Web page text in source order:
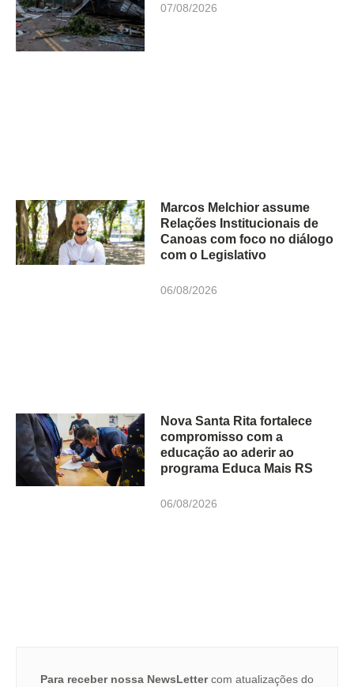
07/08/2026
Marcos Melchior assume
Relações Institucionais de
Canoas com foco no diálogo
com o Legislativo
06/08/2026
Nova Santa Rita fortalece
compromisso com a
educação ao aderir ao
programa Educa Mais RS
06/08/2026
Para receber nossa NewsLettercom atualizações do